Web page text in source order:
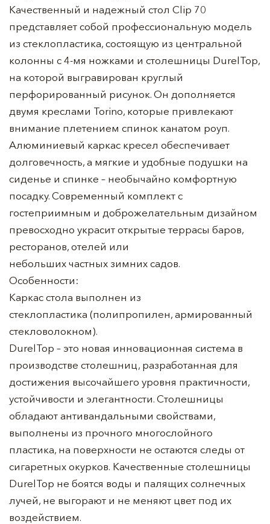
Качественный и надежный стол Clip 70
представляет собой профессиональную модель
из стеклопластика, состоящую из центральной
колонны с 4-мя ножками и столешницы DurelTop,
на которой выгравирован круглый
перфорированный рисунок. Он дополняется
двумя креслами Torino, которые привлекают
внимание плетением спинок канатом роуп.
Алюминиевый каркас кресел обеспечивает
долговечность, а мягкие и удобные подушки на
сиденье и спинке – необычайно комфортную
посадку. Современный комплект с
гостеприимным и доброжелательным дизайном
превосходно украсит открытые террасы баров,
ресторанов, отелей или
небольших частных зимних садов.
Особенности:
Каркас стола выполнен из
стеклопластика (полипропилен, армированный
стекловолокном).
DurelTop – это новая инновационная система в
производстве столешниц, разработанная для
достижения высочайшего уровня практичности,
устойчивости и элегантности. Столешницы
обладают антивандальными свойствами,
выполнены из прочного многослойного
пластика, на поверхности не остаются следы от
сигаретных окурков. Качественные столешницы
DurelTop не боятся воды и палящих солнечных
лучей, не выгорают и не меняют цвет под их
воздействием.